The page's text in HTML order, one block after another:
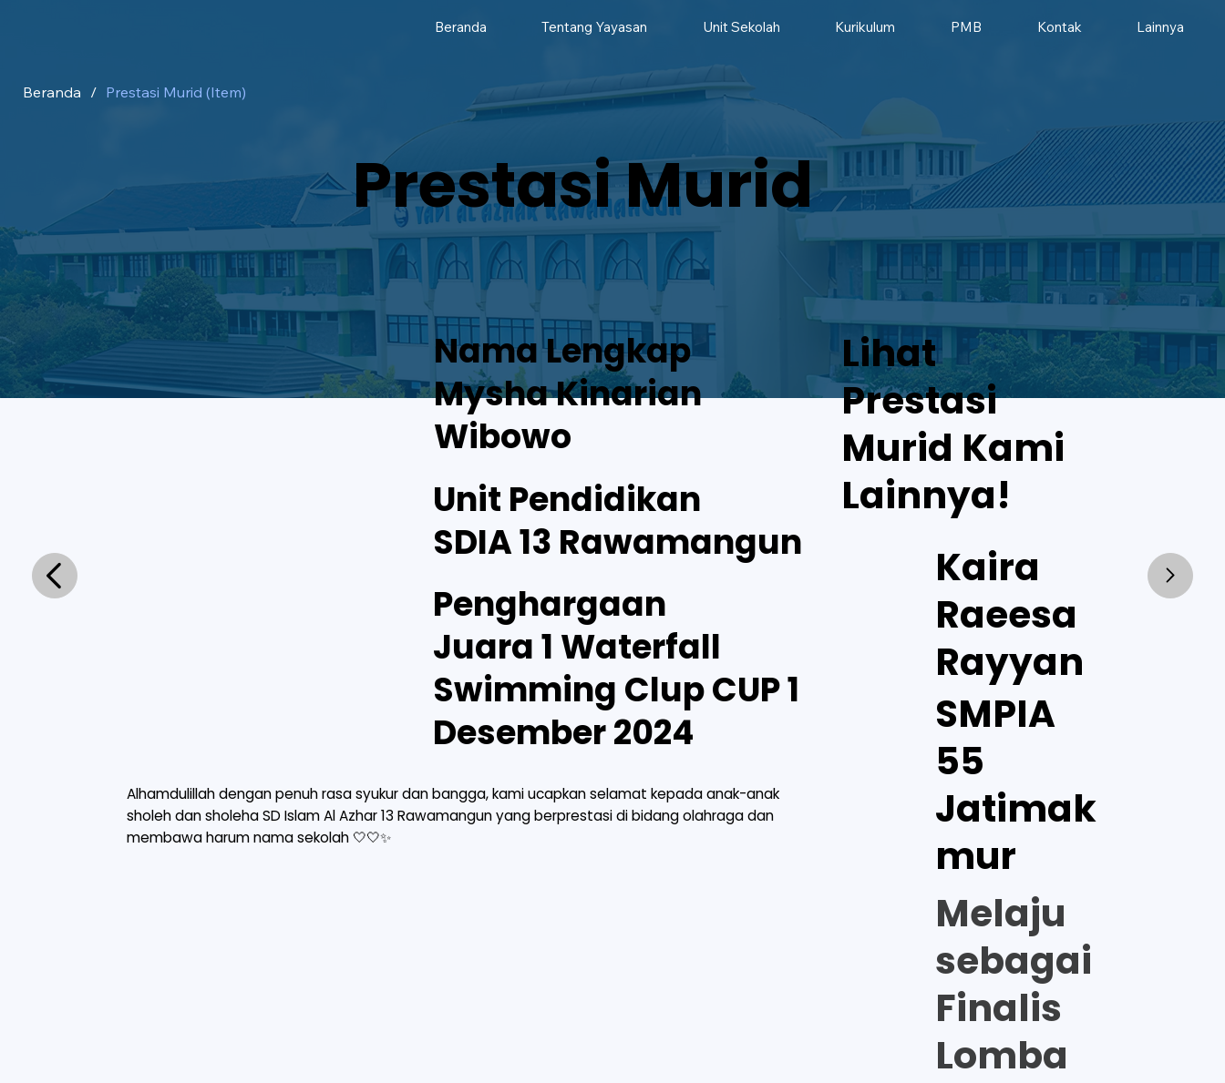
Beranda / Prestasi Murid (Item)
Prestasi Murid
Beranda Tentang Yayasan Unit Sekolah Kurikulum PMB Kontak Lainnya
Nama Lengkap
Mysha Kinarian
Wibowo
Unit Pendidikan
SDIA 13 Rawamangun
Penghargaan
Juara 1 Waterfall
Swimming Clup CUP 1
Desember 2024
Alhamdulillah dengan penuh rasa syukur dan bangga, kami ucapkan selamat kepada anak-anak
sholeh dan sholeha SD Islam Al Azhar 13 Rawamangun yang berprestasi di bidang olahraga dan
membawa harum nama sekolah 🤍🤍✨
Lihat
Prestasi
Murid Kami
Lainnya!
Kaira
Raeesa
Rayyan
SMPIA
55
Jatimak
mur
Melaju
sebagai
Finalis
Lomba